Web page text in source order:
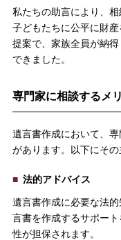
私たちの助言により、
子どもたちに公平に財
提案で、家族全員が納
できました。
専門家に相談するメ
遺言書作成において、
があります。以下にそ
法的アドバイス
遺言書作成に必要な法
言書を作成するサポー
性が担保されます。